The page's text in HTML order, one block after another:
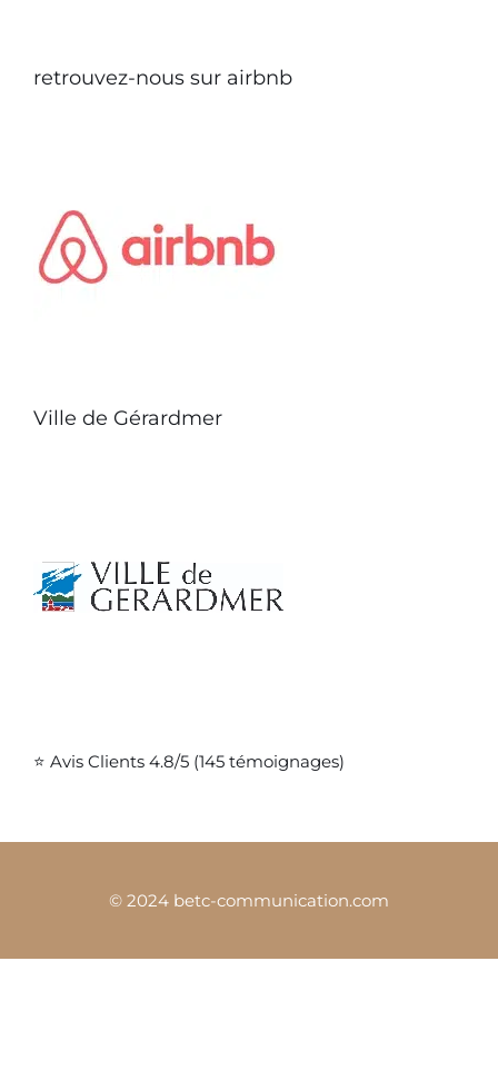
retrouvez-nous sur airbnb
Ville de Gérardmer
⭐ Avis Clients 4.8/5 (145 témoignages)
© 2024 betc-communication.com